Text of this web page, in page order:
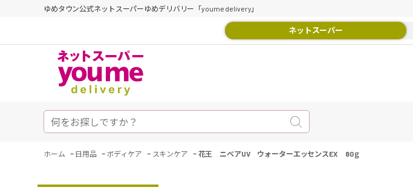
ゆめタウン公式ネットスーパーゆめデリバリー「youme delivery」
ネットスーパー
ホーム - 日用品 - ボディケア - スキンケア - 花王 ニベアUV ウォーターエッセンスEX 80ｇ